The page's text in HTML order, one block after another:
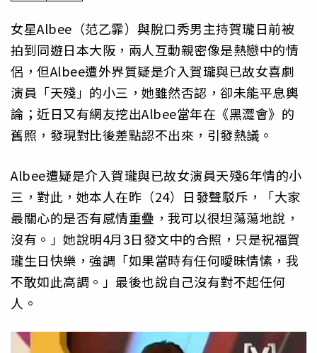
女星Albee（范乙霏）與脫口秀男主持賀瓏日前被
拍到同遊日本大阪，兩人互動親密像是熱戀中的情
侶，但Albee遭外界質疑是介入賀瓏與已故女喜劇
演員「天殘」的小三，她雖然否認，卻未能平息輿
論；近日又有網友挖出Albee當年在《黑澀會》的
舊照，發現對比後差點認不出來，引發熱議。
Albee遭疑是介入賀瓏與已故女演員天殘6年情的小
三，對此，她本人在昨（24）日發聲駁斥，「大家
最關心的是否有感情重疊，我可以很坦蕩蕩地說，
沒有。」她說明4月3日發文中的合照，只是祝福賀
瓏生日快樂，強調「如果當時有任何曖昧情愫，我
不敢如此高調。」最後也說自己沒有對不起任何
人。